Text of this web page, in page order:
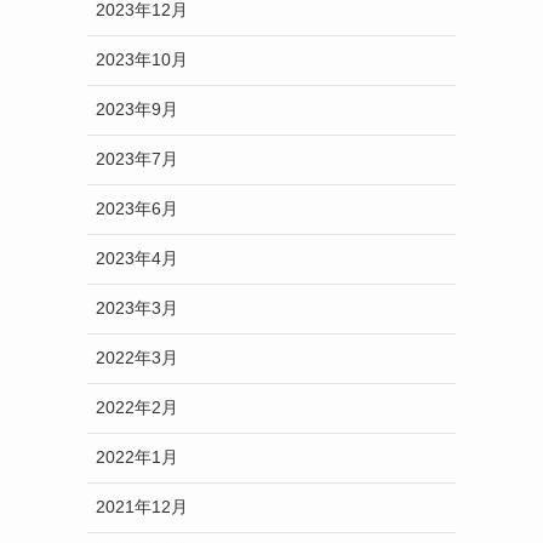
2023年12月
2023年10月
2023年9月
2023年7月
2023年6月
2023年4月
2023年3月
2022年3月
2022年2月
2022年1月
2021年12月